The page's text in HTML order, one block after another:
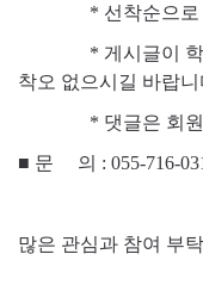
* 선착순으로
* 게시글이 학년
착오 없으시길 바랍니
* 댓글은 회원가
■ 문 의 : 055-716-
많은 관심과 참여 부